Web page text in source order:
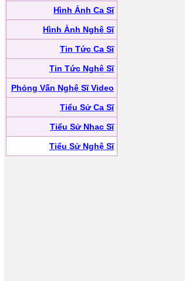
Hình Ảnh Ca Sĩ
Hình Ảnh Nghệ Sĩ
Tin Tức Ca Sĩ
Tin Tức Nghệ Sĩ
Phỏng Vấn Nghệ Sĩ Video
Tiểu Sử Ca Sĩ
Tiểu Sử Nhạc Sĩ
Tiểu Sử Nghệ Sĩ